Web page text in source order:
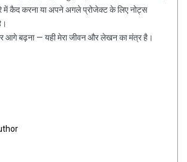
में कैद करना या अपने अगले प्रोजेक्ट के लिए नोट्स
आगे बढ़ना — यही मेरा जीवन और लेखन का मंत्र है।